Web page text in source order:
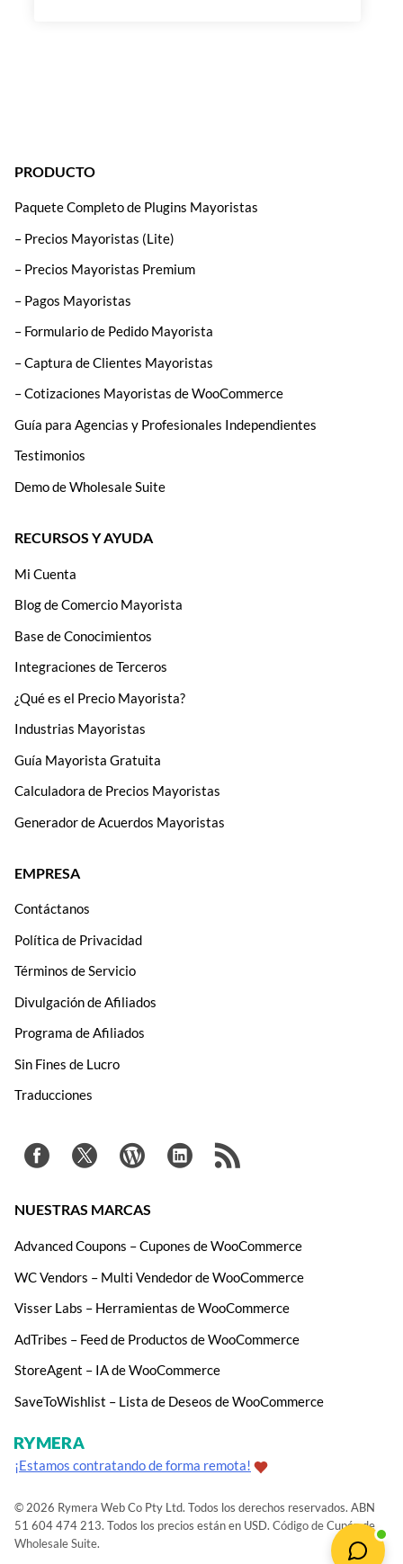
PRODUCTO
Paquete Completo de Plugins Mayoristas
– Precios Mayoristas (Lite)
– Precios Mayoristas Premium
– Pagos Mayoristas
– Formulario de Pedido Mayorista
– Captura de Clientes Mayoristas
– Cotizaciones Mayoristas de WooCommerce
Guía para Agencias y Profesionales Independientes
Testimonios
Demo de Wholesale Suite
RECURSOS Y AYUDA
Mi Cuenta
Blog de Comercio Mayorista
Base de Conocimientos
Integraciones de Terceros
¿Qué es el Precio Mayorista?
Industrias Mayoristas
Guía Mayorista Gratuita
Calculadora de Precios Mayoristas
Generador de Acuerdos Mayoristas
EMPRESA
Contáctanos
Política de Privacidad
Términos de Servicio
Divulgación de Afiliados
Programa de Afiliados
Sin Fines de Lucro
Traducciones
NUESTRAS MARCAS
Advanced Coupons – Cupones de WooCommerce
WC Vendors – Multi Vendedor de WooCommerce
Visser Labs – Herramientas de WooCommerce
AdTribes – Feed de Productos de WooCommerce
StoreAgent – IA de WooCommerce
SaveToWishlist – Lista de Deseos de WooCommerce
¡Estamos contratando de forma remota!
© 2026 Rymera Web Co Pty Ltd. Todos los derechos reservados. ABN
51 604 474 213. Todos los precios están en USD. Código de Cupón de
Wholesale Suite.